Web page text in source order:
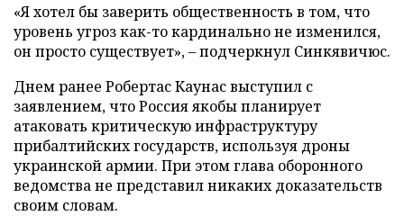
«Я хотел бы заверить общественность в том, что
уровень угроз как-то кардинально не изменился,
он просто существует», – подчеркнул Синкявичюс.
Днем ранее Робертас Каунас выступил с
заявлением, что Россия якобы планирует
атаковать критическую инфраструктуру
прибалтийских государств, используя дроны
украинской армии. При этом глава оборонного
ведомства не представил никаких доказательств
своим словам.